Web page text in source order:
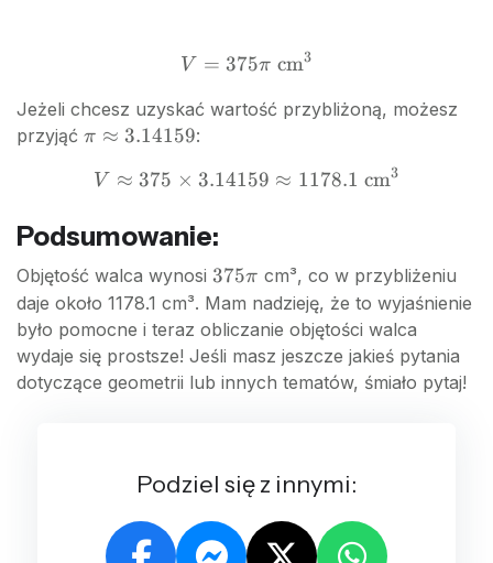
\times
15
V =
\text{
V = 375π cm3
Jeżeli chcesz uzyskać wartość przybliżoną, możesz
przyjąć \pi
3.14159
π ≈ 3.14159:
V
3.14159
\approx
1178.1
\text{
cm}^3
V ≈ 375 × 3.14159 ≈ 1178.1 cm3
Podsumowanie:
Objętość walca wynosi 375\pi
375π cm³, co w przybliżeniu
daje około 1178.1 cm³. Mam nadzieję, że to wyjaśnienie
było pomocne i teraz obliczanie objętości walca
wydaje się prostsze! Jeśli masz jeszcze jakieś pytania
dotyczące geometrii lub innych tematów, śmiało pytaj!
Podziel się z innymi: